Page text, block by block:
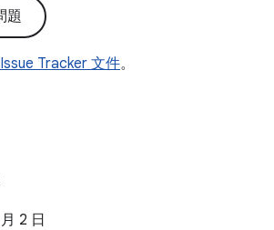
題
Issue Tracker 文件。
2 日